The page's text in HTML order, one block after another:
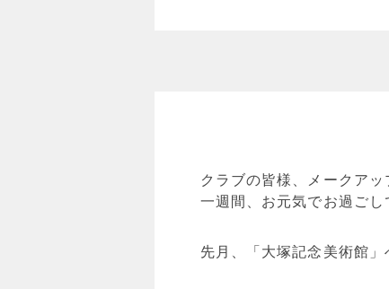
クラブの皆様、メークアッ
一週間、お元気でお過ごし
先月、「大塚記念美術館」